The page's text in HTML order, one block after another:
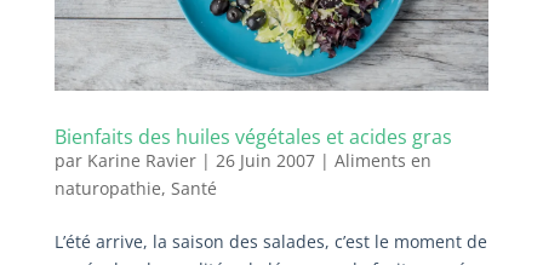
Bienfaits des huiles végétales et acides gras
par Karine Ravier| 26 Juin 2007| Aliments en
naturopathie, Santé
L’été arrive, la saison des salades, c’est le moment de